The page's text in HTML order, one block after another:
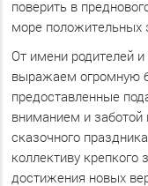
поверить в
море положительных
От имени родителей
выражаем огромную
предоставленные
вниманием и
сказочного праздника
коллективу крепкого
достижения новых